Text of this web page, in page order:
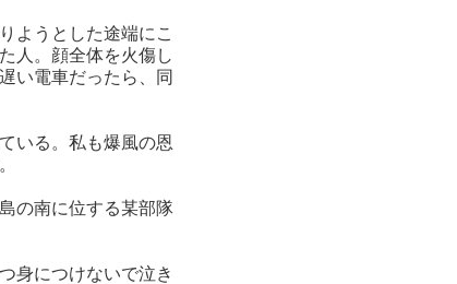
ようとした途端にこ
人。顔全体を火傷し
い電車だったら、同
いる。私も爆風の恩
の南に位する某部隊
身につけないで泣き